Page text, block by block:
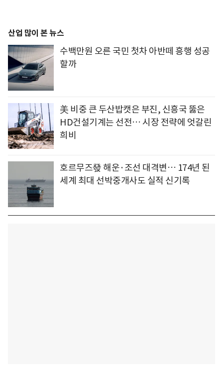
산업 많이 본 뉴스
수백만원 오른 국민 첫차 아반떼 흥행 성공
할까
美 비중 큰 두산밥캣은 부진, 신흥국 뚫은
HD건설기계는 선전… 시장 전략에 엇갈린
희비
호르무즈發 해운·조선 대격변… 174년 된
세계 최대 선박중개사도 실적 신기록